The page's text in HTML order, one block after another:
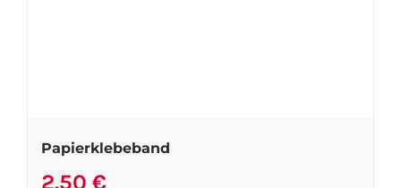
Papierklebeband
2.50 €